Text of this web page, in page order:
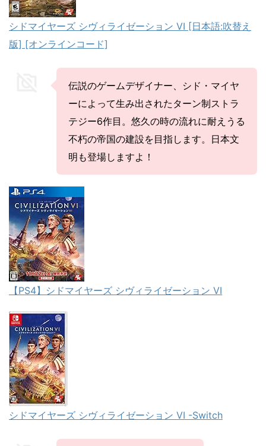
シドマイヤーズ シヴィライゼーション VI [日本語:吹替え
版] [オンラインコード]
伝説のゲームデザイナー、シド・マイヤ
ーによって生み出されたターン制ストラ
テジー6作目。悠久の時の流れに耐えうる
不朽の帝国の建設を目指します。日本文
明も登場しますよ！
【PS4】シドマイヤーズ シヴィライゼーション VI
シドマイヤーズ シヴィライゼーション VI -Switch